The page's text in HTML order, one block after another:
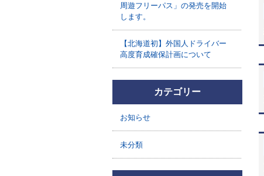
周遊フリーパス」の発売を開始
します。
【北海道初】外国人ドライバー
高度育成確保計画について
カテゴリー
お知らせ
未分類